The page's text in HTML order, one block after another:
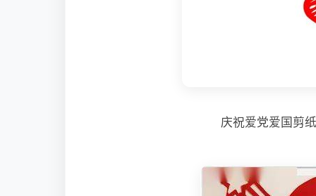
庆祝爱党爱国剪